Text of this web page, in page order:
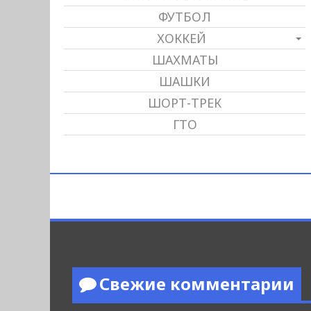
ФУТБОЛ
ХОККЕЙ
ШАХМАТЫ
ШАШКИ
ШОРТ-ТРЕК
ГТО
Свежие комментарии